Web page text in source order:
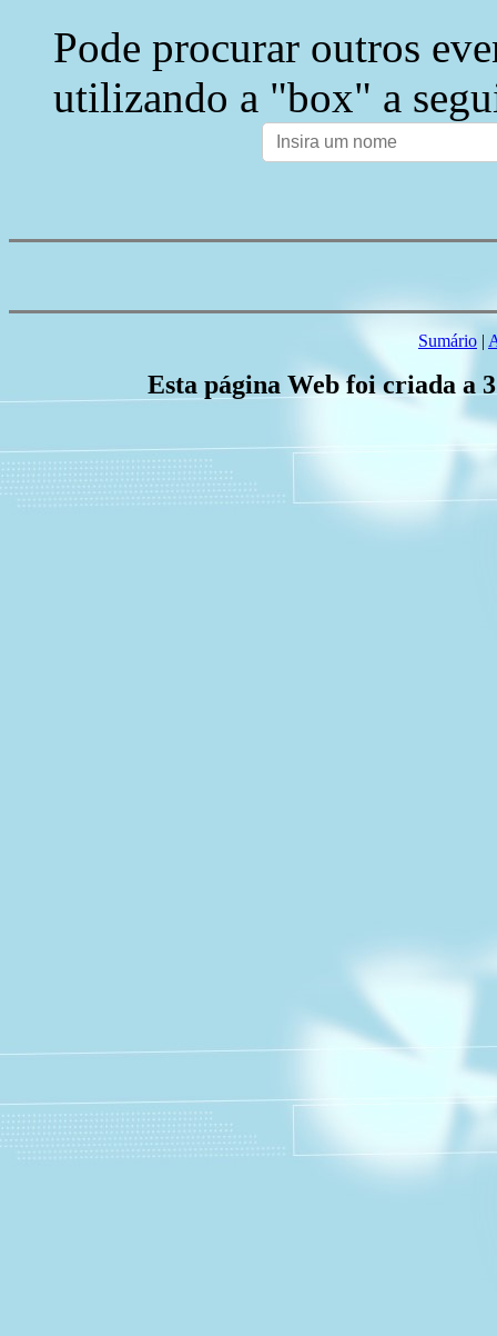
Pode procurar outros
utilizando a "box" a
Sumário |
Esta página Web foi criada a